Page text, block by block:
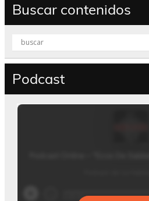
Buscar contenidos
Podcast